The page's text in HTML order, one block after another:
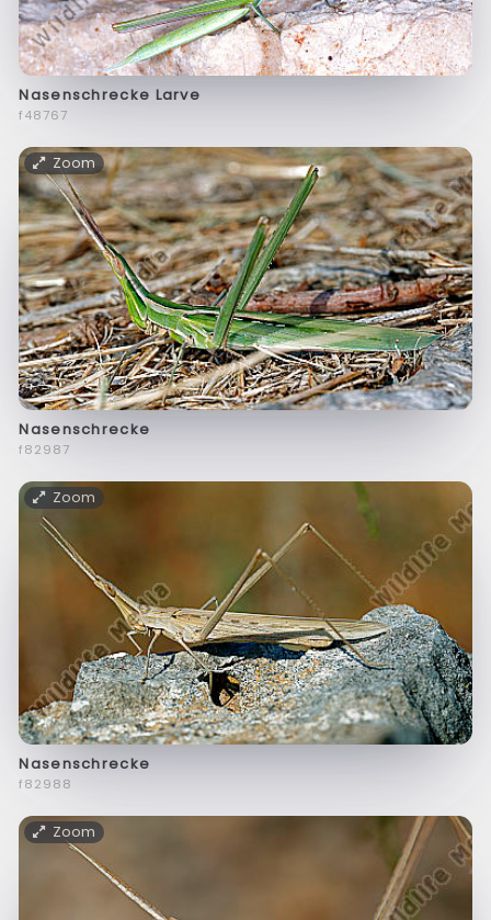
Nasenschrecke Larve
f48767
Zoom
Nasenschrecke
f82987
Zoom
Nasenschrecke
f82988
Zoom